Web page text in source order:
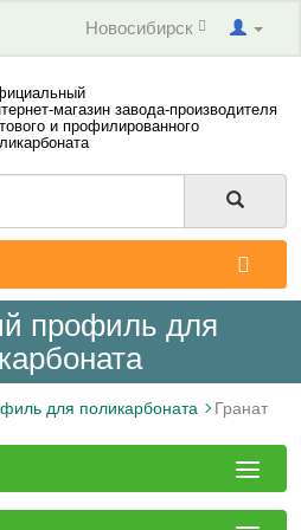
Новосибирск
магазин завода-производителя
и профилированного
профиль для
для поликарбоната Гранат